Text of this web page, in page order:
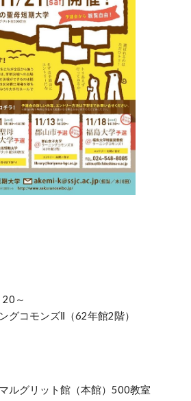
～
グコモンズⅡ（62年館2階）
マルグリット館（本館）500教室